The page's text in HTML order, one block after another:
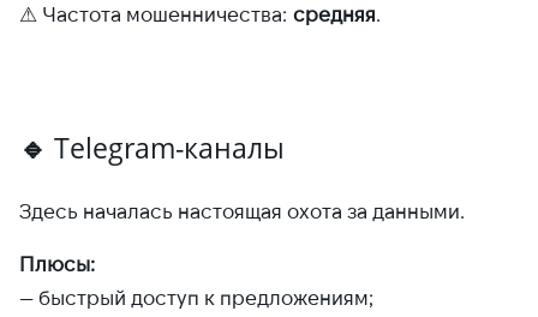
⚠ Частота мошенничества: средняя.
🔹 Telegram-каналы
Здесь началась настоящая охота за данными.
Плюсы:
— быстрый доступ к предложениям;